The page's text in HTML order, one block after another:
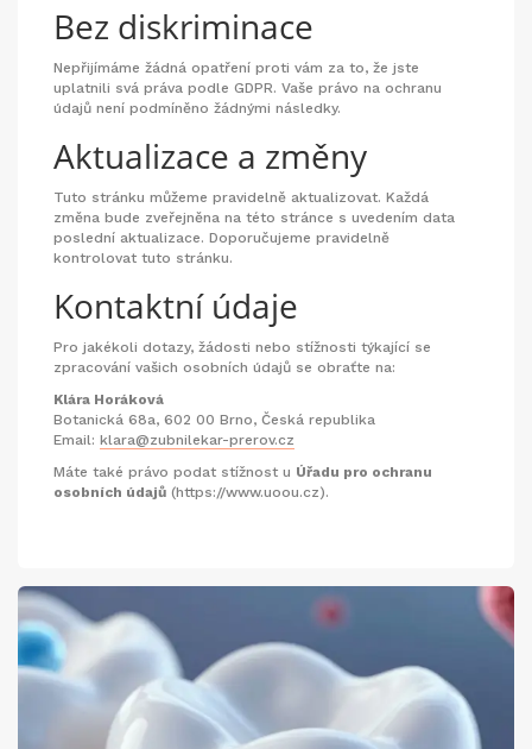
Bez diskriminace
Nepřijímáme žádná opatření proti vám za to, že jste
uplatnili svá práva podle GDPR. Vaše právo na ochranu
údajů není podmíněno žádnými následky.
Aktualizace a změny
Tuto stránku můžeme pravidelně aktualizovat. Každá
změna bude zveřejněna na této stránce s uvedením data
poslední aktualizace. Doporučujeme pravidelně
kontrolovat tuto stránku.
Kontaktní údaje
Pro jakékoli dotazy, žádosti nebo stížnosti týkající se
zpracování vašich osobních údajů se obraťte na:
Klára Horáková
Botanická 68a, 602 00 Brno, Česká republika
Email: klara@zubnilekar-prerov.cz
Máte také právo podat stížnost u Úřadu pro ochranu
osobních údajů (https://www.uoou.cz).